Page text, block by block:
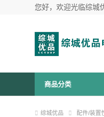
您好，欢迎光临综城
商品分类
综城优品 配件/装置